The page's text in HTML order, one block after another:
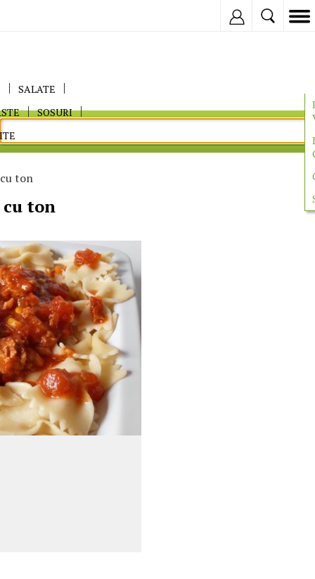
SALATE
SOSURI
ton
ton